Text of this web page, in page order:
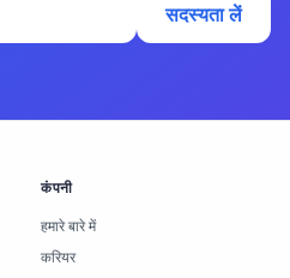
सदस्यता लें
कंपनी
हमारे बारे में
करियर